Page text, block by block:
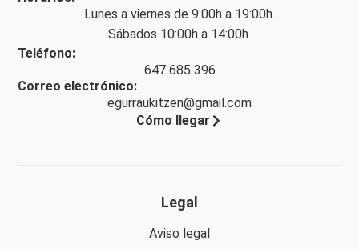
Lunes a viernes de 9:00h a 19:00h.
Sábados 10:00h a 14:00h
Teléfono:
647 685 396
Correo electrónico:
egurraukitzen@gmail.com
Cómo llegar
Legal
Aviso legal